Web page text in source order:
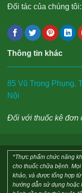
Đối tác của chúng tôi:
Thông tin khác
85 Vũ Trọng Phụng,
Nội
Đối với thuốc kê đơn
*Thực phẩm chức năng
cho thuốc chữa bệnh.
khảo, và được tổng hợp
hướng dẫn sử dụng hoặc